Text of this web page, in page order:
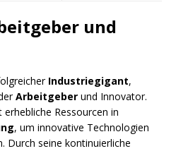
und
Industriegigant,
Arbeitgeber und Innovator.
Ressourcen in
, um innovative Technologien
Durch seine kontinuierliche